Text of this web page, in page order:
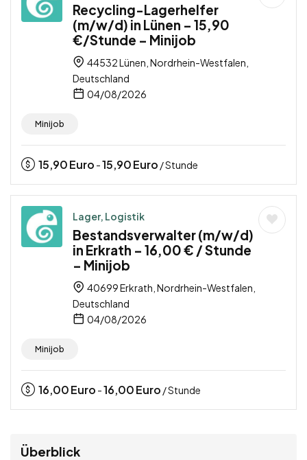
Recycling-Lagerhelfer
(m/w/d) in Lünen – 15,90
€/Stunde – Minijob
44532 Lünen, Nordrhein-Westfalen,
Deutschland
04/08/2026
Minijob
15,90Euro -15,90Euro / Stunde
Lager, Logistik
Bestandsverwalter (m/w/d)
in Erkrath – 16,00 € / Stunde
– Minijob
40699 Erkrath, Nordrhein-Westfalen,
Deutschland
04/08/2026
Minijob
16,00Euro -16,00Euro / Stunde
Überblick